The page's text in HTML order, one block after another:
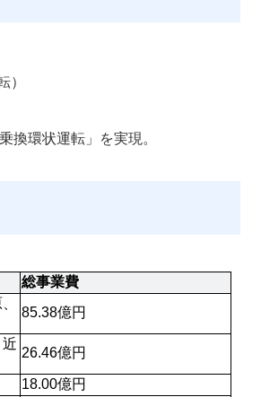
）
換環状運転」を実現。
総事業費
85.38億円
26.46億円
18.00億円